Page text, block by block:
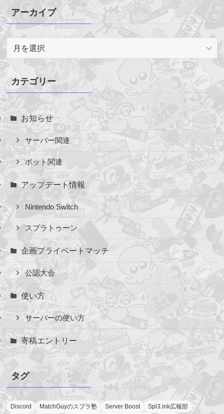
アーカイブ
カ
イ
ブ
カテゴリー
お知らせ
サーバー関連
ボット関連
アップデート情報
Nintendo Switch
スプラトゥーン
企画プライベートマッチ
公認大会
使い方
サーバーの使い方
寄稿エントリー
タグ
Discord MatchGuyのスプラ塾 Server Boost
Spl3.ink広報部